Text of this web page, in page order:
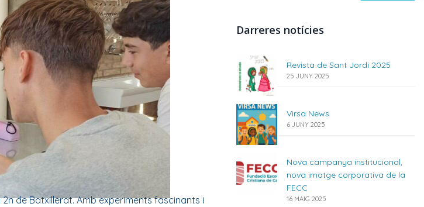
de Batxillerat. Amb experiments fascinants i
Darreres notícies
Revista de Sant Jordi 2025
25 JUNY 2025
Virsa News
6 JUNY 2025
Nova campanya institucional,
nova imatge corporativa de la
FECC
16 MAIG 2025